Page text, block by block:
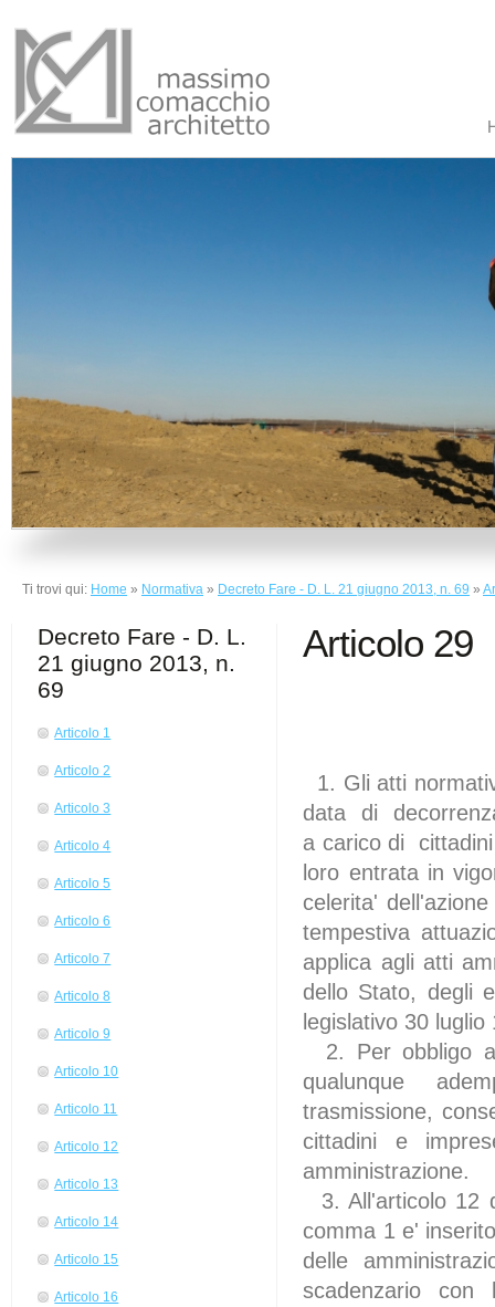
Ti trovi qui: Home » Normativa » Decreto Fare - D. L. 21 giugno 2013, n. 69 »
Decreto Fare - D. L.
21 giugno 2013, n.
69
Articolo 1
Articolo 2
Articolo 3
Articolo 4
Articolo 5
Articolo 6
Articolo 7
Articolo 8
Articolo 9
Articolo 10
Articolo 11
Articolo 12
Articolo 13
Articolo 14
Articolo 15
Articolo 16
Articolo 29
1. Gli atti
data di
a carico di
loro entrata in
celerita'
tempestiva
applica agli atti
dello Stato, degli
legislativo 30
2. Per obbligo
qualunque
trasmissione,
cittadini e
amministrazione.
3. All'articolo 12
comma 1 e'
delle
scadenzario con